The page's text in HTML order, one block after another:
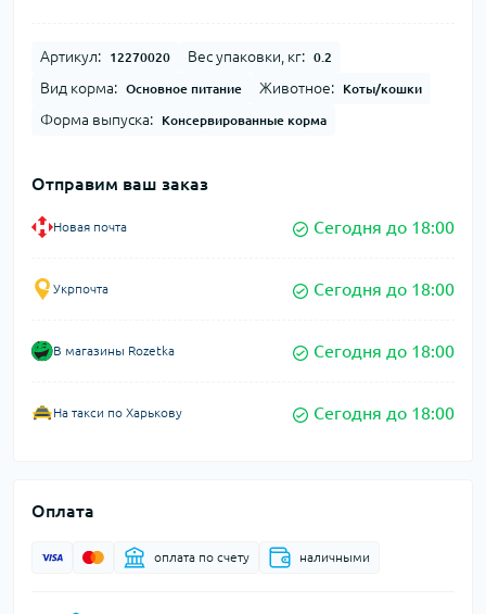
Артикул: 12270020 Вес упаковки, кг: 0.2
Вид корма: Основное питание Животное: Коты/кошки
Форма выпуска: Консервированные корма
Отправим ваш заказ
Новая почта Сегодня до 18:00
Укрпочта Сегодня до 18:00
В магазины Rozetka Сегодня до 18:00
На такси по Харькову Сегодня до 18:00
Оплата
оплата по счету наличными